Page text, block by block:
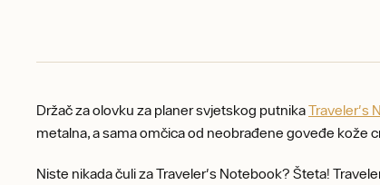
Držač za olovku za planer svjetskog putnikaTraveler's
metalna, a sama omčica od neobrađene goveđe kože
Niste nikada čuli za Traveler's Notebook? Šteta!